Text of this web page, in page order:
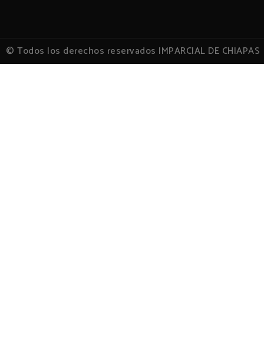
© Todos los derechos reservados IMPARCIAL DE CHIAPAS